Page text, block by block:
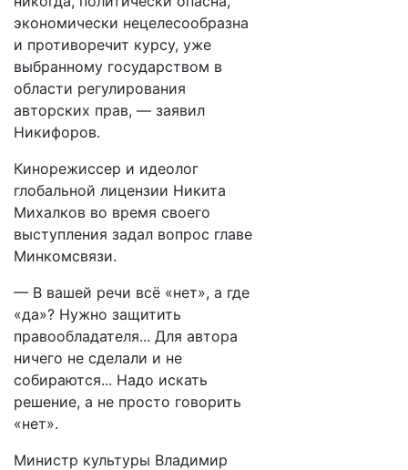
экономически нецелесообразна
и противоречит курсу, уже
выбранному государством в
области регулирования
авторских прав, — заявил
Никифоров.
Кинорежиссер и идеолог
глобальной лицензии Никита
Михалков во время своего
выступления задал вопрос главе
Минкомсвязи.
— В вашей речи всё «нет», а где
«да»? Нужно защитить
правообладателя... Для автора
ничего не сделали и не
собираются... Надо искать
решение, а не просто говорить
«нет».
Министр культуры Владимир